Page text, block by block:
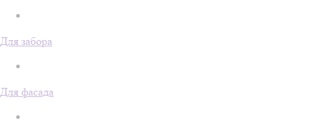
Для забора
Для фасада